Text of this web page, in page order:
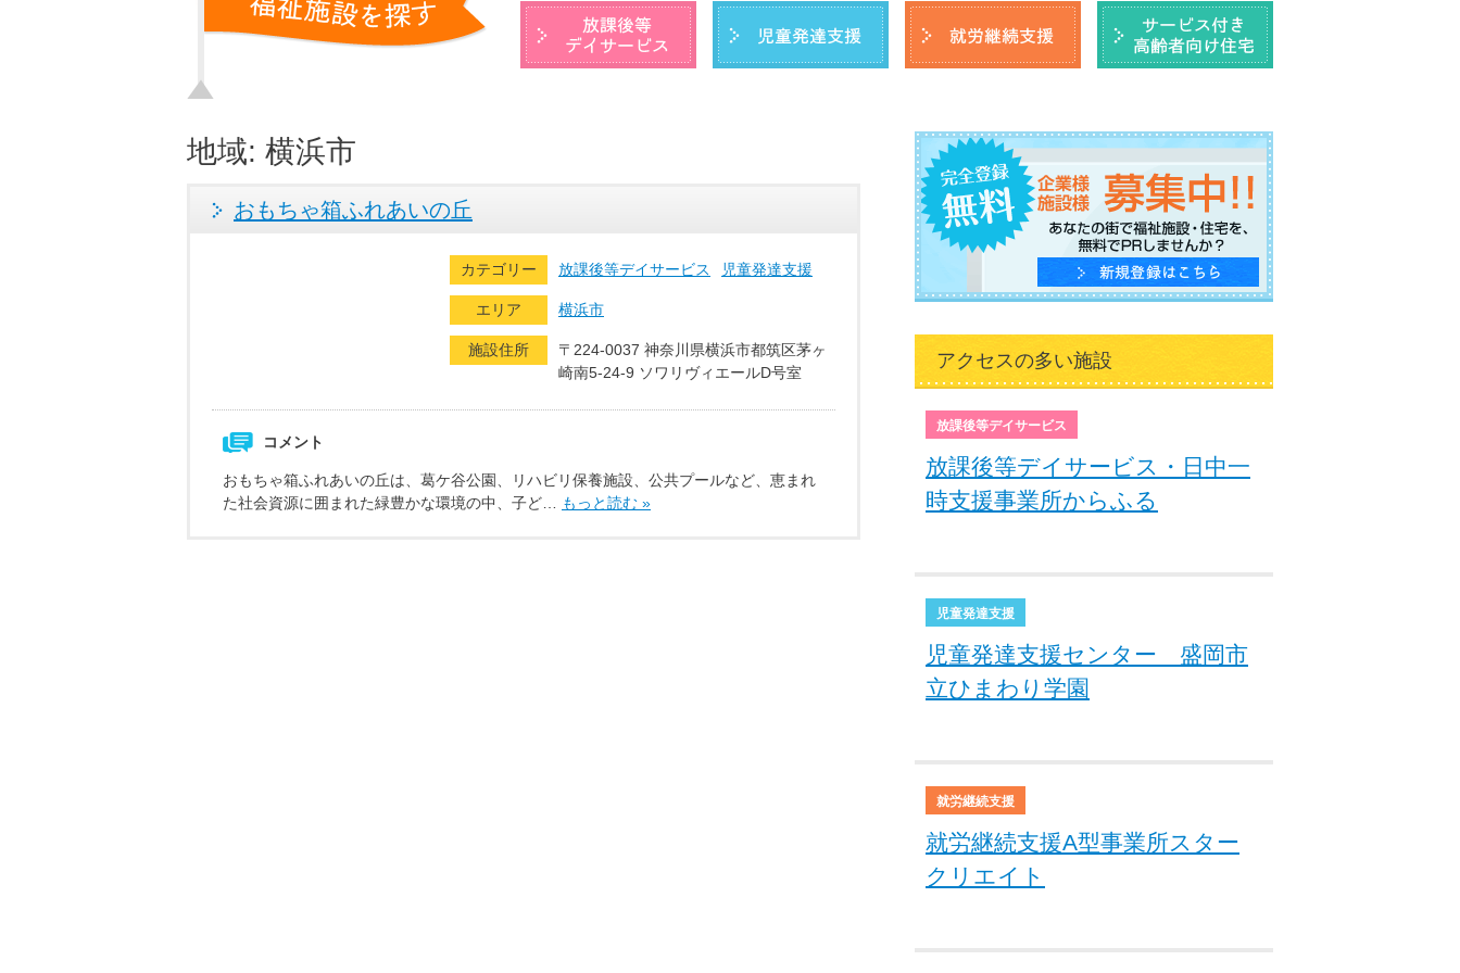
地域: 横浜市
おもちゃ箱ふれあいの丘
カテゴリー 放課後等デイサービス 児童発達支援
エリア 横浜市
施設住所
〒224-0037 神奈川県横浜市都筑区茅ヶ
崎南5-24-9 ソワリヴィエールD号室
コメント
おもちゃ箱ふれあいの丘は、葛ケ谷公園、リハビリ保養施設、公共プールなど、恵まれ
た社会資源に囲まれた緑豊かな環境の中、子ど…
もっと読む »
アクセスの多い施設
放課後等デイサービス
放課後等デイサービス・日中一
時支援事業所からふる
児童発達支援
児童発達支援センター 盛岡市
立ひまわり学園
就労継続支援
就労継続支援A型事業所スター
クリエイト